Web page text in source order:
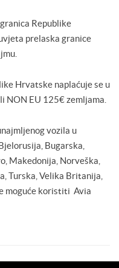
Republike
prelaska granice
Hrvatske naplaćuje se u
NON EU 125€ zemljama.
vozila u
Bugarska,
Makedonija, Norveška,
Turska, Velika Britanija,
moguće koristiti Avia